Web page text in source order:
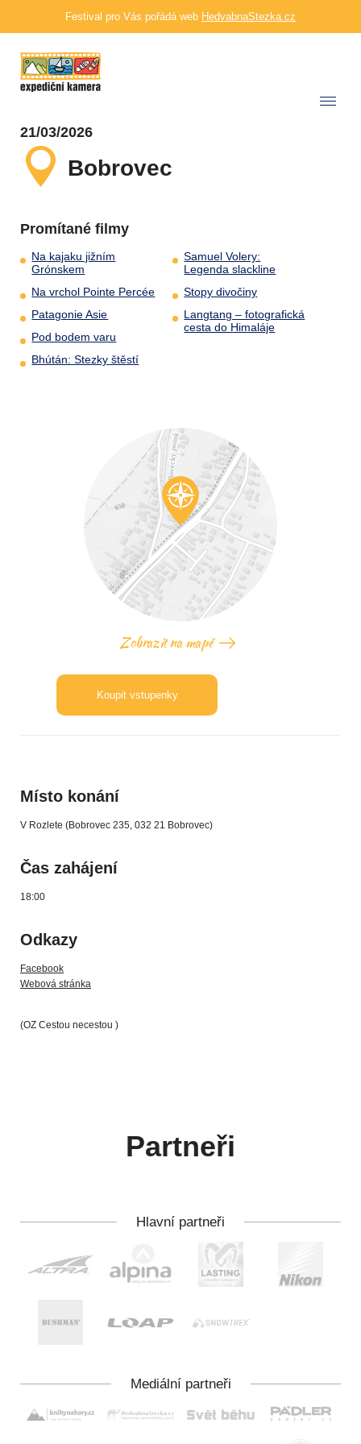
Festival pro Vás pořádá web HedvabnaStezka.cz
21/03/2026
Bobrovec
Promítané filmy
Na kajaku jižním
Grónskem
Na vrchol Pointe Percée
Patagonie Asie
Pod bodem varu
Bhútán: Stezky štěstí
Samuel Volery:
Legenda slackline
Stopy divočiny
Langtang – fotografická
cesta do Himaláje
Zobrazit na mapě
Koupit vstupenky
Místo konání
V Rozlete (Bobrovec 235, 032 21 Bobrovec)
Čas zahájení
18:00
Odkazy
Facebook
Webová stránka
(OZ Cestou necestou )
Partneři